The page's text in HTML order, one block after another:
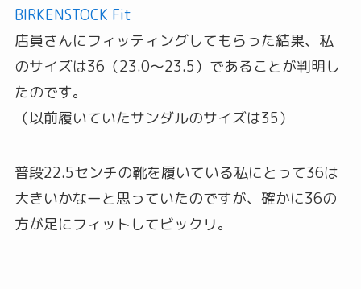
BIRKENSTOCK Fit
店員さんにフィッティングしてもらった結果、私
のサイズは36（23.0〜23.5）であることが判明し
たのです。
（以前履いていたサンダルのサイズは35）
普段22.5センチの靴を履いている私にとって36は
大きいかなーと思っていたのですが、確かに36の
方が足にフィットしてビックリ。